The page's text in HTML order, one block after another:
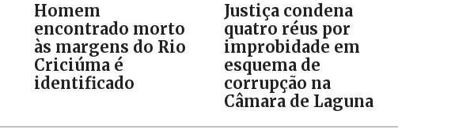
Homem
encontrado morto
às margens do Rio
Criciúma é
identificado
Justiça condena
quatro réus por
improbidade em
esquema de
corrupção na
Câmara de Laguna